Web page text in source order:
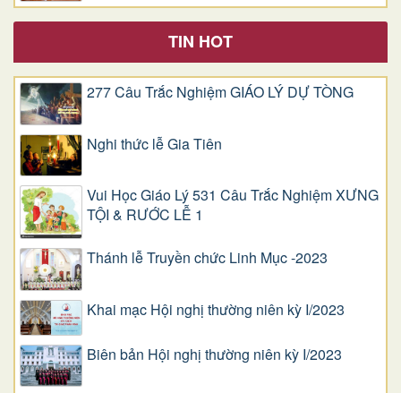
TIN HOT
277 Câu Trắc Nghiệm GIÁO LÝ DỰ TÒNG
Nghi thức lễ Gia Tiên
Vui Học Giáo Lý 531 Câu Trắc Nghiệm XƯNG
TỘI & RƯỚC LỄ 1
Thánh lễ Truyền chức Linh Mục -2023
Khai mạc Hội nghị thường niên kỳ I/2023
Biên bản Hội nghị thường niên kỳ I/2023